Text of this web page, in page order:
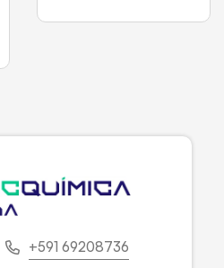
+591 69208736